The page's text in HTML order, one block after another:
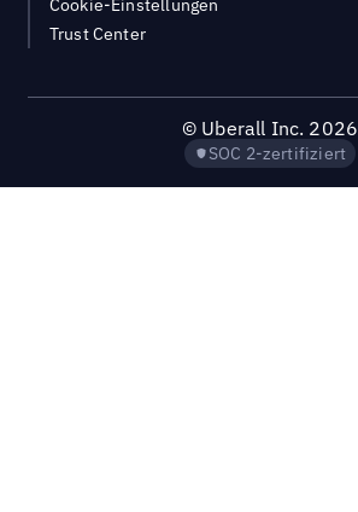
Cookie-Einstellungen
Trust Center
© Uberall Inc. 2026
SOC 2-zertifiziert